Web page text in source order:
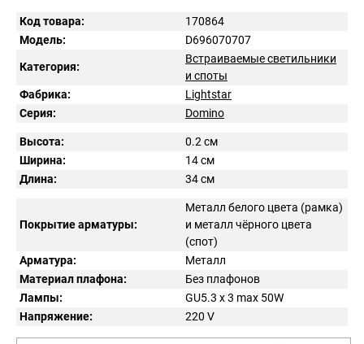
Код товара:
170864
Модель:
D696070707
Категория:
Встраиваемые светильники
и споты
Фабрика:
Lightstar
Серия:
Domino
Высота:
0.2 см
Ширина:
14 см
Длина:
34 см
Покрытие арматуры:
Металл белого цвета (рамка)
и металл чёрного цвета
(спот)
Арматура:
Металл
Материал плафона:
Без плафонов
Лампы:
GU5.3 x 3 max 50W
Напряжение:
220 V